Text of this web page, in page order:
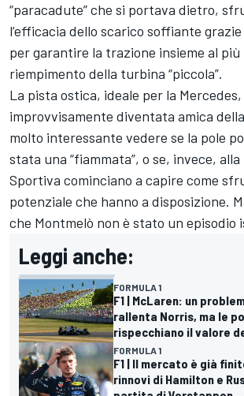
“paracadute” che si portava dietro,
l’efficacia dello scarico soffiante grazie
per garantire la trazione insieme al
riempimento della turbina “piccola”.
La pista ostica, ideale per la Mercedes,
improvvisamente diventata amica
molto interessante vedere se la pole
stata una “fiammata”, o se, invece, alla
Sportiva cominciano a capire come
potenziale che hanno a disposizione.
che Montmelò non è stato un episodio
Leggi anche:
FORMULA 1
F1 | McLaren: un
rallenta Norris, ma le
rispecchiano il valore
FORMULA 1
F1 | Il mercato è già
rinnovi di Hamilton e